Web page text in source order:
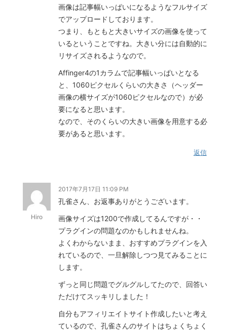
画像は記事幅いっぱいになるようなフルサイズ
でアップロードしております。
つまり、もともと大きいサイズの画像を使って
いるということですね。大きい分には自動的に
リサイズされるようなので。
Affinger4の1カラムで記事幅いっぱいとなる
と、1060ピクセルくらいの大きさ（ヘッダー
画像の横サイズが1060ピクセルなので）が必
要になると思います。
なので、そのくらいの大きい画像を用意する必
要があると思います。
返信
Hiro
2017年7月17日 11:09 PM
孔雀さん、お返事ありがとうございます。
画像サイズは1200で作成してるんですが・・
プラグインの問題なのかもしれませんね。
よくわからないまま、おすすめプラグインを入
れているので、一旦解除しつつ見てみることに
します。
ずっと同じ問題でグルグルしてたので、回答い
ただけてスッキリしました！
自分もアフィリエイトサイト作成したいと考え
ているので、孔雀さんのサイトはちょくちょく